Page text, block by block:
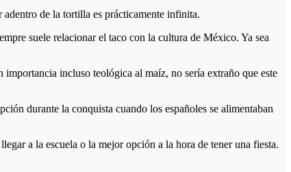
de la tortilla es prácticamente infinita.
suele relacionar el taco con la cultura de México. Ya sea
importancia incluso teológica al maíz, no sería extraño que este
durante la conquista cuando los españoles se alimentaban
a la escuela o la mejor opción a la hora de tener una fiesta.